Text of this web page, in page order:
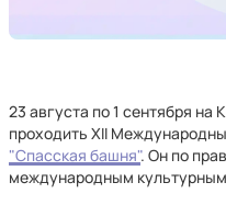
23 августа по 1 сентября
проходить XII
"Спасская башня". Он по
международным